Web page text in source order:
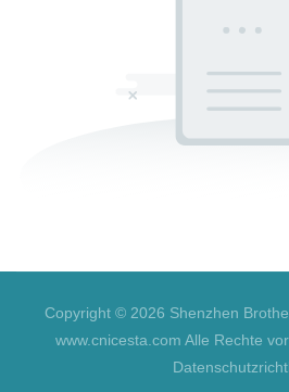
Copyright © 2026 Shenzhen
www.cnicesta.com Alle Rechte